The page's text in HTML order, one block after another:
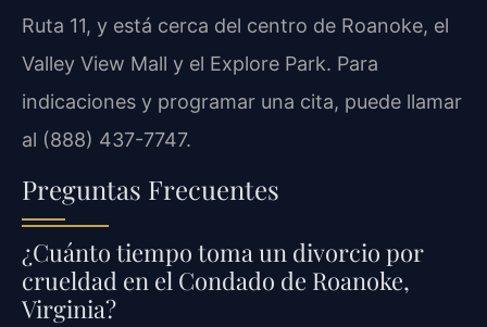
Ruta 11, y está cerca del centro de Roanoke, el
Valley View Mall y el Explore Park. Para
indicaciones y programar una cita, puede llamar
al (888) 437-7747.
Preguntas Frecuentes
¿Cuánto tiempo toma un divorcio por
crueldad en el Condado de Roanoke,
Virginia?